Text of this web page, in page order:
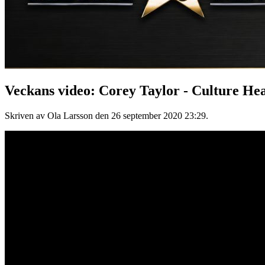
Veckans video: Corey Taylor - Culture
Skriven av Ola Larsson den 26 september 2020 23:29.